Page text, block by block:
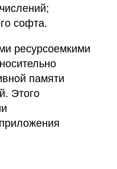
софта.
ресурсоемкими
памяти
Этого